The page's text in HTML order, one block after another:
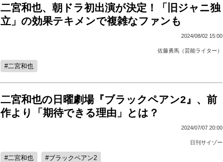
二宮和也、朝ドラ初出演が決定！「旧ジャニ独
立」の効果テキメンで複雑なファンも
2024/08/02 15:00
佐藤勇馬（芸能ライター）
二宮和也
二宮和也の日曜劇場『ブラックペアン2』、前
作より「期待できる理由」とは？
2024/07/07 20:00
日刊サイゾー
二宮和也 ブラックペアン2